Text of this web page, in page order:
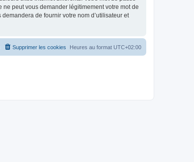
peut vous demander légitimement votre mot de
de fournir votre nom d’utilisateur et
Heures au format UTC+02:00
Supprimer les cookies